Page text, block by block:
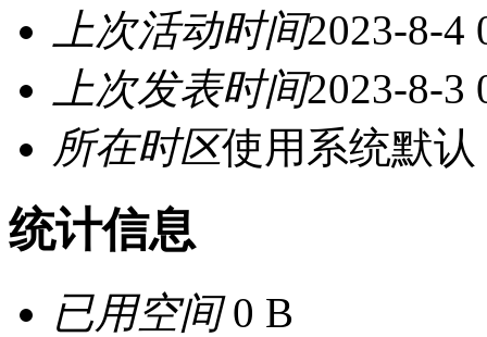
上次活动时间2023-8-4
上次发表时间2023-8-3
所在时区使用系统默认
统计信息
已用空间0 B